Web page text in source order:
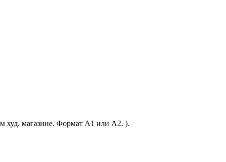
худ. магазине. Формат А1 или А2. ).